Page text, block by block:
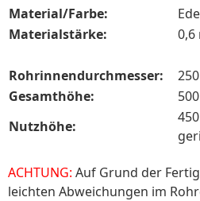
Material/Farbe:
Materialstärke: 0,6
Rohrinnendurchmesser:
Gesamthöhe:
Nutzhöhe:
ACHTUNG: Auf Grund der
leichten Abweichungen im